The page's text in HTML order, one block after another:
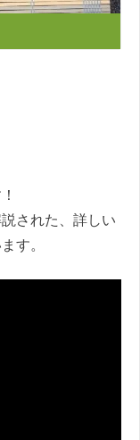
された、詳しい
す。